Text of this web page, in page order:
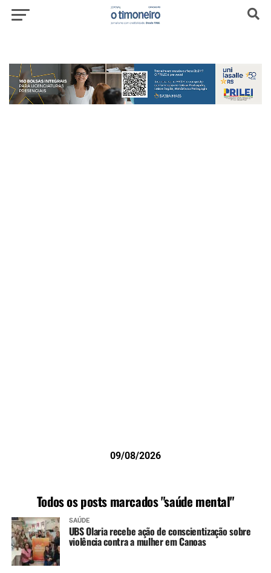
09/08/2026
Todos os posts marcados "saúde mental"
SAÚDE
UBS Olaria recebe ação de conscientização sobre
violência contra a mulher em Canoas